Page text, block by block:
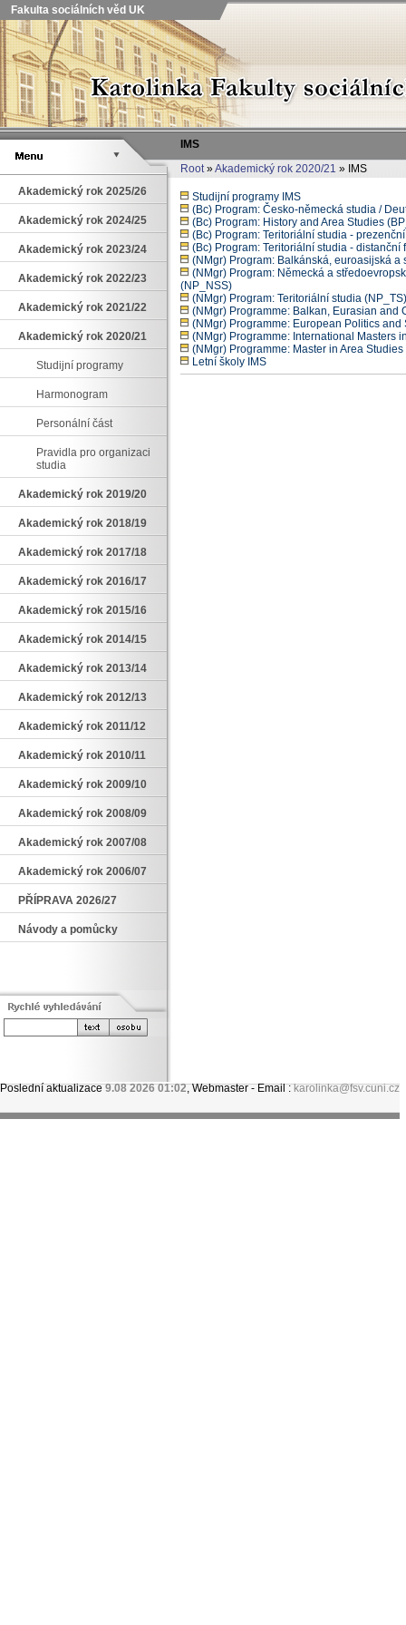
Fakulta sociálních věd UK
IMS
Root»Akademický rok 2020/21 » IMS
Akademický rok 2025/26
Akademický rok 2024/25
Akademický rok 2023/24
Akademický rok 2022/23
Akademický rok 2021/22
Akademický rok 2020/21
Studijní programy
Harmonogram
Personální část
Pravidla pro organizaci
studia
Akademický rok 2019/20
Akademický rok 2018/19
Akademický rok 2017/18
Akademický rok 2016/17
Akademický rok 2015/16
Akademický rok 2014/15
Akademický rok 2013/14
Akademický rok 2012/13
Akademický rok 2011/12
Akademický rok 2010/11
Akademický rok 2009/10
Akademický rok 2008/09
Akademický rok 2007/08
Akademický rok 2006/07
PŘÍPRAVA 2026/27
Návody a pomůcky
Studijní programy IMS
(Bc) Program: Česko-německá studia /
(Bc) Program: History and Area Studies
(Bc) Program: Teritoriální studia -
(Bc) Program: Teritoriální studia - distanční
(NMgr) Program: Balkánská, euroasijská
(NMgr) Program: Německá a
(NP_NSS)
(NMgr) Program: Teritoriální studia (NP_TS)
(NMgr) Programme: Balkan, Eurasian and
(NMgr) Programme: European Politics and
(NMgr) Programme: International Masters
(NMgr) Programme: Master in Area
Letní školy IMS
Poslední aktualizace9.08 2026 01:02, Webmaster - Email :karolinka@fsv.cuni.cz